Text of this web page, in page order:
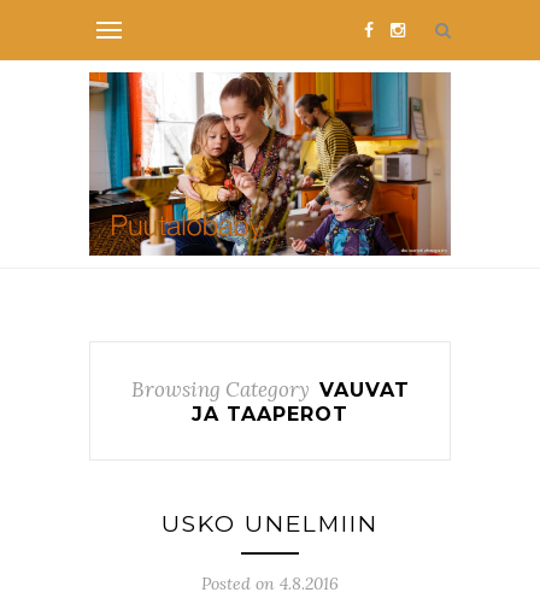
Browsing Category VAUVAT
JA TAAPEROT
USKO UNELMIIN
Posted on 4.8.2016